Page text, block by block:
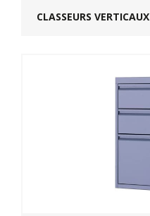
CLASSEURS VERTICAUX